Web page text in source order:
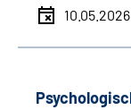
10.05.2026